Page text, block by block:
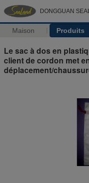
DONGGUAN
Maison Produits
Le sac à dos en
client de cordon met
déplacement/